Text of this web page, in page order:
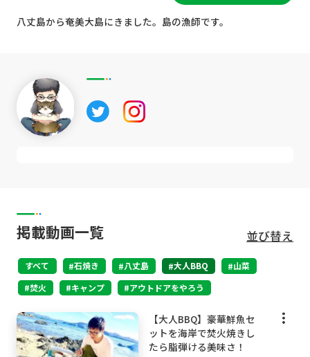
八丈島から奄美大島にきました。島の漁師です。
掲載動画一覧 並び替え
すべて 石焼き 八丈島 大人BBQ
山菜
焚火
キャンプ アウトドアをやろう
【大人BBQ】豪華鮮魚セ
ットを海岸で焚火焼きし
たら脂弾ける美味さ！